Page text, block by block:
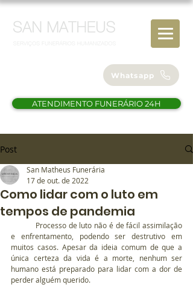
Whatsapp
ATENDIMENTO FUNERÁRIO 24H
Post
Como lidar com o luto em
tempos de pandemia
San Matheus Funerária
17 de out. de 2022
e enfrentamento, podendo ser destrutivo em
muitos casos. Apesar da ideia comum de que a
única certeza da vida é a morte, nenhum ser
humano está preparado para lidar com a dor de
perder alguém querido.